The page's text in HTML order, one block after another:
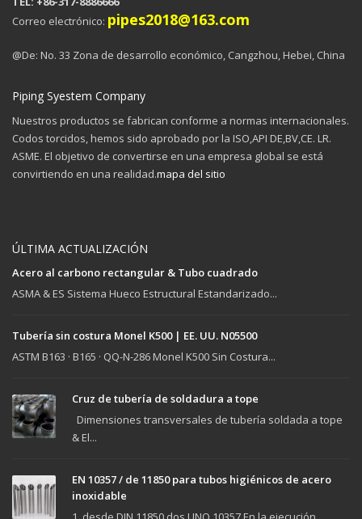
Correo electrónico: pipes2018@163.com
@De: No. 33 Zona de desarrollo económico, Cangzhou, Hebei, China
Piping Syestem Company
Nuestros productos se fabrican conforme a normas internacionales.
Codos torcidos, hemos sido aprobado por la ISO,API DE,BV,CE. LR.
ASME. El objetivo de convertirse en una empresa global se está
convirtiendo en una realidad.mapa del sitio
ÚLTIMA ACTUALIZACIÓN
Acero al carbono rectangular & Tubo cuadrado
ASMA & ES Sistema Hueco Estructural Estandarizado...
Tubería sin costura Monel K500 | EE. UU. N05500
ASTM B163 · B165 · QQ-N-286 Monel K500 Sin Costura...
Cruz de tubería de soldadura a tope
Dimensiones transversales de tubería soldada a tope
& El...
EN 10357 / de 11850 para tubos higiénicos de acero
inoxidable